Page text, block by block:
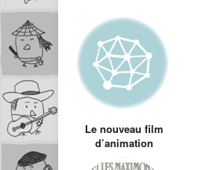
Le nouveau film
d’animation